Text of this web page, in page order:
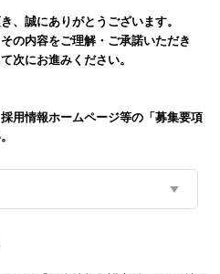
、誠にありがとうございます。
の内容をご理解・ご承諾いただき
次にお進みください。
用情報ホームページ等の「募集要項